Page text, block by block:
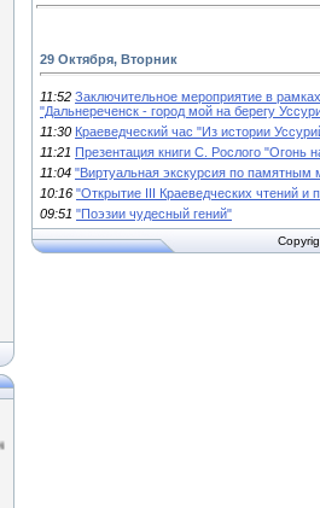
29 Октября, Вторник
11:52 Заключительное мероприятие в
"Дальнереченск - город мой на берегу
11:30 Краеведческий час "Из истории
11:21 Презентация книги С. Рослого "Огонь
11:04 "Виртуальная экскурсия по памятным
10:16 "Открытие III Краеведческих чтений
09:51 "Поэзии чудесный гений"